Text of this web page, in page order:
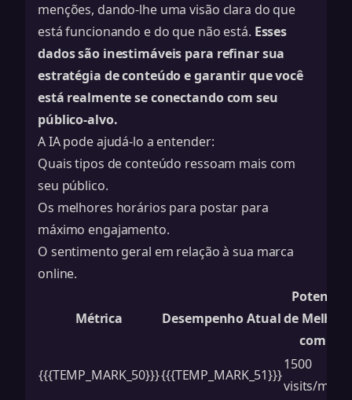
menções, dando-lhe uma visão clara do que
está funcionando e do que não está. Esses
dados são inestimáveis para refinar sua
estratégia de conteúdo e garantir que você
está realmente se conectando com seu
público-alvo.
A IA pode ajudá-lo a entender:
Quais tipos de conteúdo ressoam mais com
seu público.
Os melhores horários para postar para
máximo engajamento.
O sentimento geral em relação à sua marca
online.
Métrica Desempenho Atual
Potencial
de
com IA
{{{TEMP_MARK_50}}}{{{TEMP_MARK_51}}}
1500
visits/